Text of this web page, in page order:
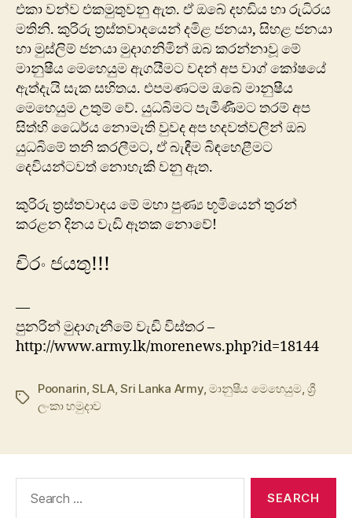
එකා වන්ව එකමුතුවනු ඇත. ඒ ඔබේ දහඩිය හා රුධිරය
මතිනි. කුරිරු ත්‍රස්තවාදයෙන් දමිළ ජනයා, සිහළ ජනයා
හා මුස්ලිම් ජනයා මුදාගනිමින් ඔබ කරන්නාවූ මේ
මානුෂීය‍ මෙහෙයුම ඇගයීමට වදන් අප වාග් කෝෂයේ
ඇත්‍දැයි සැක සහිතය. එපමණටම ඔබේ මානුෂීය
මෙහෙයුම උතුම් වේ. යුධබිමට පැමිණීමට තරම් අප
සිත්හි ධෛර්ය නොමැති වුවද අප හදවත්වලින් ඔබ
යුධබිමේ තනි කරලීමට, ඒ බැඳීම බිඳහෙළීමට
දෙවියන්ටවත් නොහැකි වනු ඇත.
කුරිරු ත්‍රස්තවාදය මේ මහා පුණ්‍ය භූමියෙන් තුරන්
කරළන දිනය වැඩි ඈතක නොවේ!
චිරං ජයතු!!!
—
පුනරින් මුදාගැනී‍මේ වැඩි විස්තර –
http://www.army.lk/morenews.php?id=18144
Tags
Poonarin,SLA,Sri Lanka Army,මානුෂීය මෙහෙයුම,ශ්‍රී
ලංකා හමුදාව